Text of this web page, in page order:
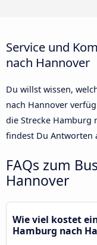
Service und
nach Hannover
Du willst wissen,
nach Hannover
die Strecke Hamburg
findest Du Antworten
FAQs zum
Hannover
Wie viel kostet
Hamburg nach